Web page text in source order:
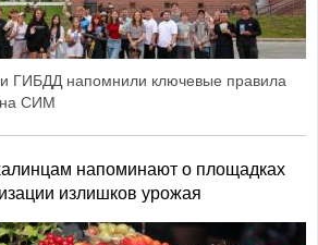
ГИБДД напомнили ключевые правила
на СИМ
напоминают о площадках
излишков урожая